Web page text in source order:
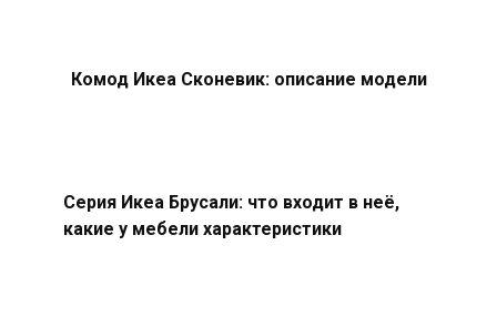
Комод Икеа Сконевик: описание модели
Серия Икеа Брусали: что входит в неё,
какие у мебели характеристики